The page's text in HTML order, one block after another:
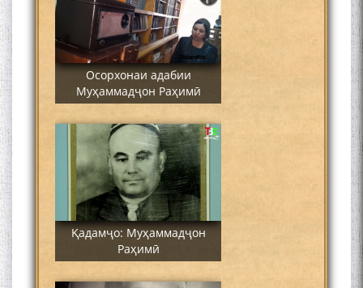
Осорхонаи адабии
Муҳаммадҷон Раҳимӣ
Қадамҷо: Муҳаммадҷон
Раҳимӣ